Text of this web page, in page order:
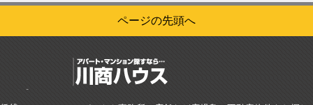
ページの先頭へ